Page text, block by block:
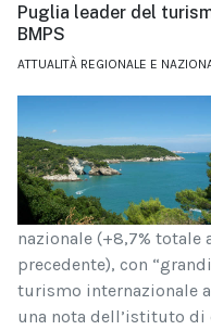
Puglia leader del
BMPS
ATTUALITÀ REGIONALE E
nazionale (+8,7% totale
precedente), con
turismo internazionale
una nota dell’istituto di